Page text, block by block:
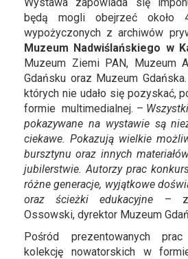
będą mogli obejrzeć około
wypożyczonych z archiwów
Muzeum Nadwiślańskiego w
Muzeum Ziemi PAN, Muzeum
Gdańsku oraz Muzeum
których nie udało się pozyskać,
formie multimedialnej. –
pokazywane na wystawie są
ciekawe. Pokazują wielkie
bursztynu oraz innych
jubilerstwie. Autorzy prac
różne generacje, wyjątkowe
oraz ścieżki edukacyjne –
Ossowski, dyrektor Muzeum
Pośród prezentowanych
kolekcję nowatorskich w